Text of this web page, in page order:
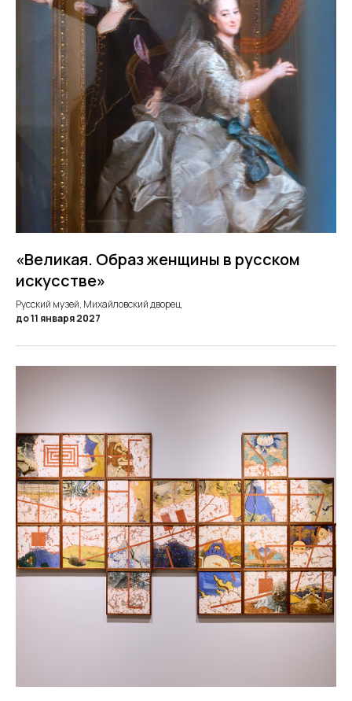
«Великая. Образ женщины в русском
искусстве»
Русский музей, Михайловский дворец
до 11 января 2027